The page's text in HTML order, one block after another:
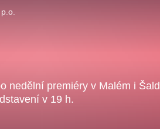
nedělní premiéry v Malém i
v 19 h.